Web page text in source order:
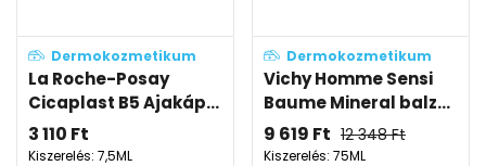
Dermokozmetikum
La Roche-Posay
Cicaplast B5 Ajakáp...
3 110 Ft
Kiszerelés: 7,5ML
Dermokozmetikum
Vichy Homme Sensi
Baume Mineral balz...
9 619 Ft 12 348Ft
Kiszerelés: 75ML